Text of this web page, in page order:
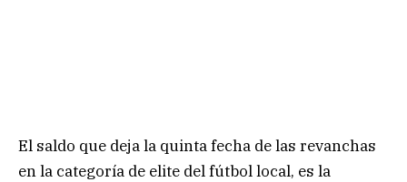
El saldo que deja la quinta fecha de las revanchas
en la categoría de elite del fútbol local, es la